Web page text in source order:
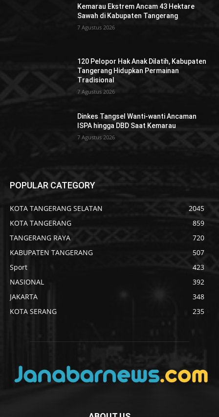
Kemarau Ekstrem Ancam 43 Hektare
Sawah di Kabupaten Tangerang
7 Agustus 2026
120 Pelopor Hak Anak Dilatih, Kabupaten
Tangerang Hidupkan Permainan
Tradisional
7 Agustus 2026
Dinkes Tangsel Wanti-wanti Ancaman
ISPA hingga DBD Saat Kemarau
7 Agustus 2026
POPULAR CATEGORY
KOTA TANGERANG SELATAN
2045
KOTA TANGERANG
859
TANGERANG RAYA
720
KABUPATEN TANGERANG
507
Sport
423
NASIONAL
392
JAKARTA
348
KOTA SERANG
235